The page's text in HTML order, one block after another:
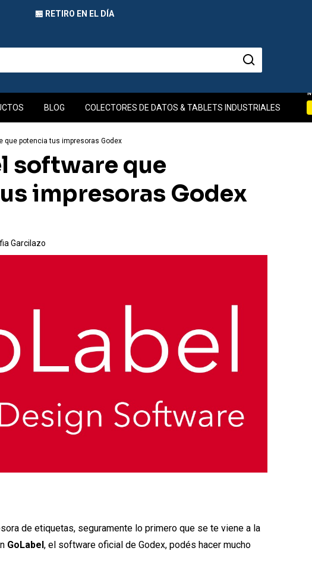
🏪 RETIRO EN EL DÍA
BLOG COLECTORES DE DATOS & TABLETS INDUSTRIALES
que potencia tus impresoras Godex
software que
impresoras Godex
Garcilazo
de etiquetas, seguramente lo primero que se te viene a la
GoLabel, el software oficial de Godex, podés hacer mucho